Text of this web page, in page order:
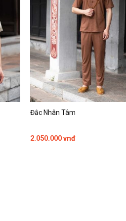
Đắc Nhân Tâm
2.050.000vnđ